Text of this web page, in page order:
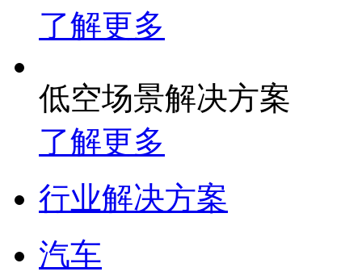
了解更多
低空场景解决方案
了解更多
行业解决方案
汽车